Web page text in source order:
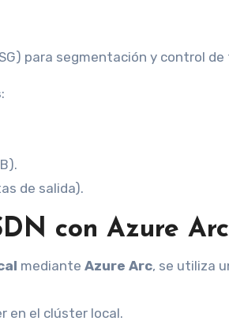
para segmentación y control de
:
de salida).
con Azure Arc
mediante Azure Arc, se utiliza
en el clúster local.